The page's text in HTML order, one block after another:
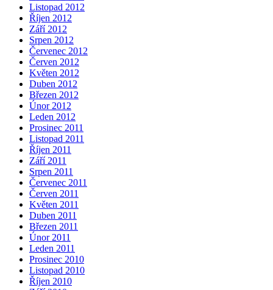
Listopad 2012
Říjen 2012
Září 2012
Srpen 2012
Červenec 2012
Červen 2012
Květen 2012
Duben 2012
Březen 2012
Únor 2012
Leden 2012
Prosinec 2011
Listopad 2011
Říjen 2011
Září 2011
Srpen 2011
Červenec 2011
Červen 2011
Květen 2011
Duben 2011
Březen 2011
Únor 2011
Leden 2011
Prosinec 2010
Listopad 2010
Říjen 2010